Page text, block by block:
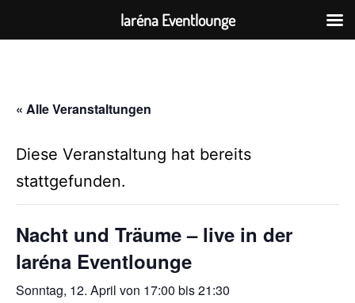
springen
« Alle Veranstaltungen
Diese Veranstaltung hat bereits
stattgefunden.
Nacht und Träume – live in der
laréna Eventlounge
Sonntag, 12. April von 17:00 bis21:30
laréna Eventlounge